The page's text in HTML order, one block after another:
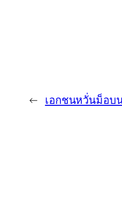
← เอกชนหวั่นม็อบ